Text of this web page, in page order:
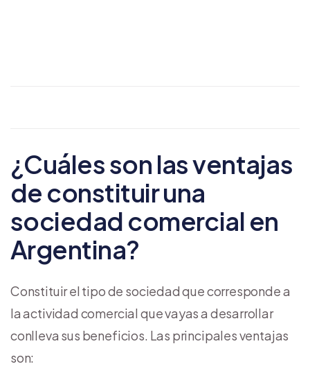
¿Cuáles son las ventajas
de constituir una
sociedad comercial en
Argentina?
Constituir el tipo de sociedad que corresponde a
la actividad comercial que vayas a desarrollar
conlleva sus beneficios. Las principales ventajas
son: